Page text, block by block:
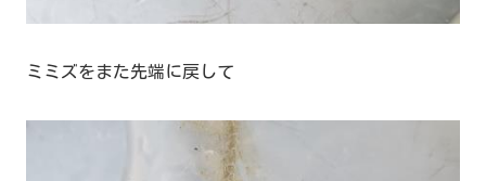
ミミズをまた先端に戻して